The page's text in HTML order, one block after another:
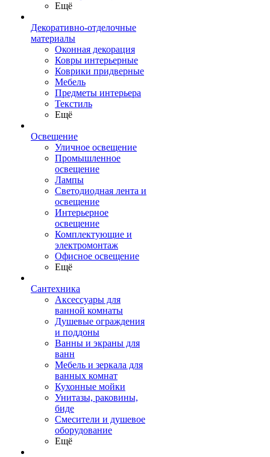
Ещё
Декоративно-отделочные
материалы
Оконная декорация
Ковры интерьерные
Коврики придверные
Мебель
Предметы интерьера
Текстиль
Ещё
Освещение
Уличное освещение
Промышленное
освещение
Лампы
Светодиодная лента и
освещение
Интерьерное
освещение
Комплектующие и
электромонтаж
Офисное освещение
Ещё
Сантехника
Аксессуары для
ванной комнаты
Душевые ограждения
и поддоны
Ванны и экраны для
ванн
Мебель и зеркала для
ванных комнат
Кухонные мойки
Унитазы, раковины,
биде
Смесители и душевое
оборудование
Ещё